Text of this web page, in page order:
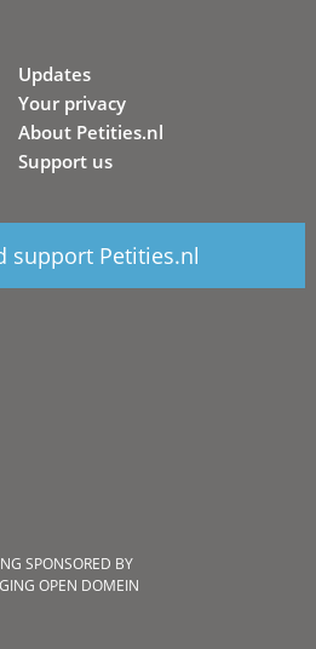
Updates
Your privacy
About Petities.nl
Support us
support Petities.nl
SPONSORED BY
OPEN DOMEIN